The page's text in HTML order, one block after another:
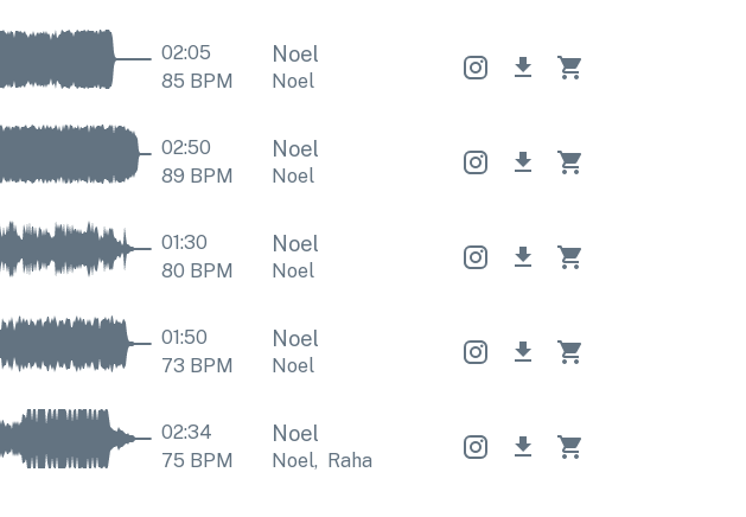
02:05
85 BPM
Noel
Noel
02:50
89 BPM
Noel
Noel
01:30
80 BPM
Noel
Noel
01:50
73 BPM
Noel
Noel
02:34
75 BPM
Noel
Noel, Rahatlatıcı Noel, Rahatlatıcı